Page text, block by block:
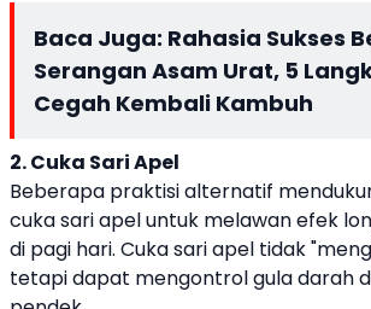
Baca Juga: Rahasia Sukses
Serangan Asam Urat, 5
Cegah Kembali Kambuh
2. Cuka Sari Apel
Beberapa praktisi alternatif
cuka sari apel untuk melawan efek
di pagi hari. Cuka sari apel tidak
tetapi dapat mengontrol gula darah